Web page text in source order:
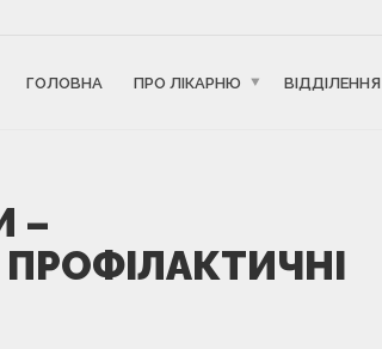
ГОЛОВНА ПРО ЛІКАРНЮ ВІДДІЛЕННЯ
–